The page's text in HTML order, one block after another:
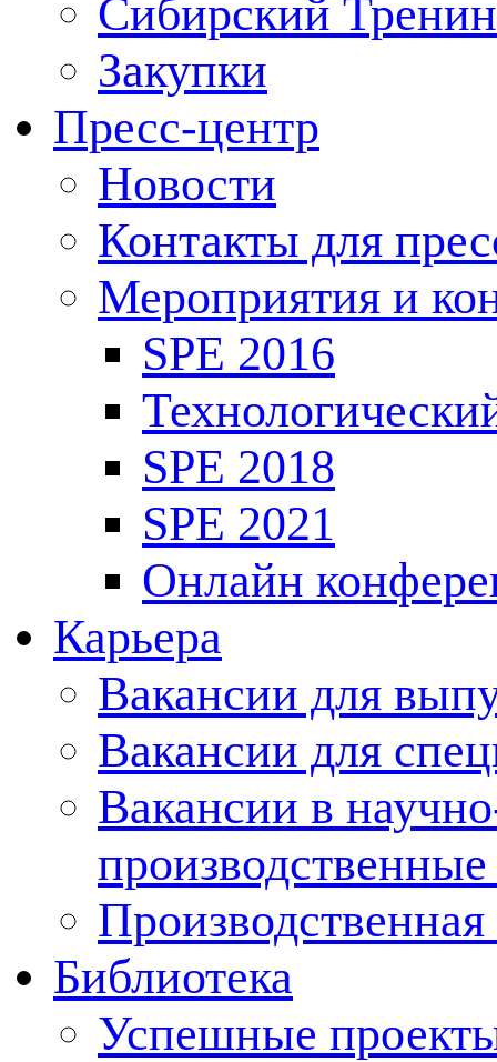
Сибирский
Закупки
Пресс-центр
Новости
Контакты для
Мероприятия и
SPE 2016
SPE 2018
SPE 2021
Онлайн
Карьера
Вакансии для
Вакансии для
Вакансии в
Производственная
Библиотека
Успешные